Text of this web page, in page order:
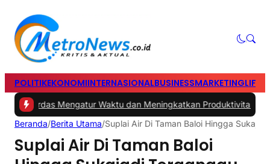
POLITIKEKONOMIINTERNASIONALBUSINESSMARKETING
Cerdas Mengatur Waktu dan Meningkatkan Produktivitas saat
Beranda/Berita Utama/Suplai Air Di Taman Baloi Hingga
Suplai Air Di Taman Baloi